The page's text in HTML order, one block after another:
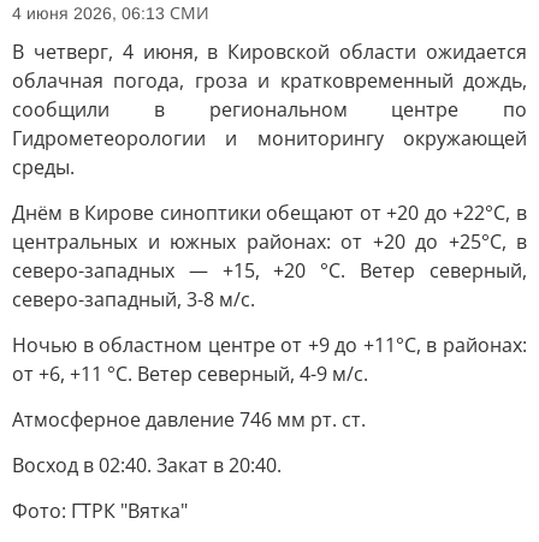
4 июня 2026, 06:13 СМИ
В четверг, 4 июня, в Кировской области ожидается
облачная погода, гроза и кратковременный дождь,
сообщили в региональном центре по
Гидрометеорологии и мониторингу окружающей
среды.
Днём в Кирове синоптики обещают от +20 до +22°C, в
центральных и южных районах: от +20 до +25°C, в
северо-западных — +15, +20 °C. Ветер северный,
северо-западный, 3-8 м/с.
Ночью в областном центре от +9 до +11°C, в районах:
от +6, +11 °C. Ветер северный, 4-9 м/с.
Атмосферное давление 746 мм рт. ст.
Восход в 02:40. Закат в 20:40.
Фото: ГТРК "Вятка"